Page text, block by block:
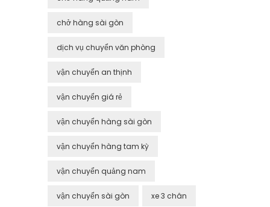
chở hàng sài gòn
dịch vụ chuyển văn phòng
vận chuyển an thịnh
vận chuyển giá rẻ
vận chuyển hàng sài gòn
vận chuyển hàng tam kỳ
vận chuyển quảng nam
vận chuyển sài gòn xe 3 chân